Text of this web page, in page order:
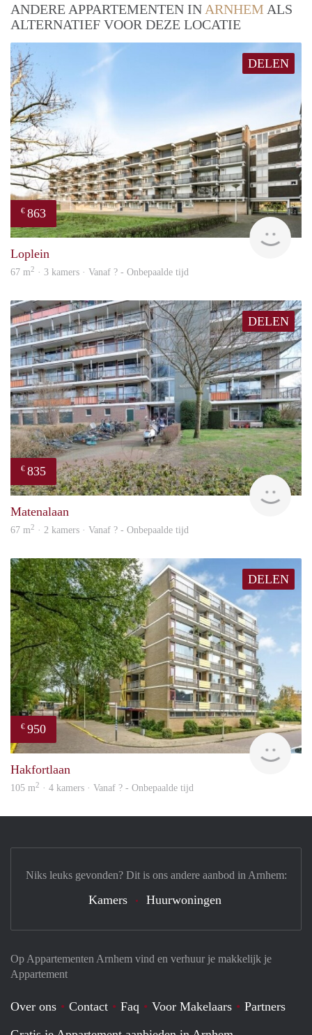
ANDERE APPARTEMENTEN IN ARNHEM ALS
ALTERNATIEF VOOR DEZE LOCATIE
DELEN
€ 863
Loplein
67 m2 · 3 kamers · Vanaf ? - Onbepaalde tijd
DELEN
€ 835
Matenalaan
67 m2 · 2 kamers · Vanaf ? - Onbepaalde tijd
DELEN
€ 950
Hakfortlaan
105 m2 · 4 kamers · Vanaf ? - Onbepaalde tijd
Op Appartementen Arnhem vind en verhuur je makkelijk je
Appartement
Over ons Contact Faq Voor Makelaars
Partners
Niks leuks gevonden? Dit is ons andere aanbod in Arnhem:
Kamers Huurwoningen